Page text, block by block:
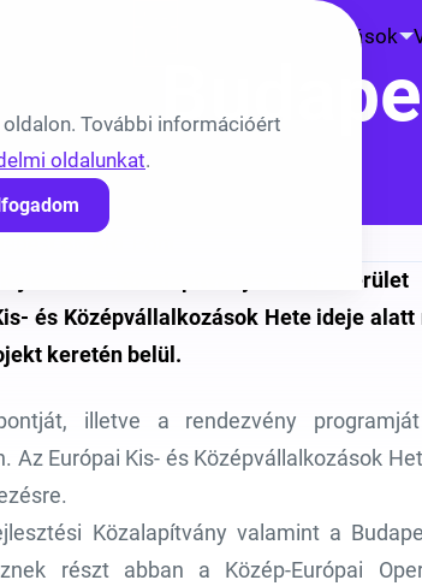
További információért
oldalunkat.
Kutatások
Közalapítvány a VII.
és Középvállalkozások Hete ideje
keretén belül.
illetve a rendezvény
Az Európai Kis- és Középvállalkozások
Közalapítvány valamint a
részt abban a Közép-Európai